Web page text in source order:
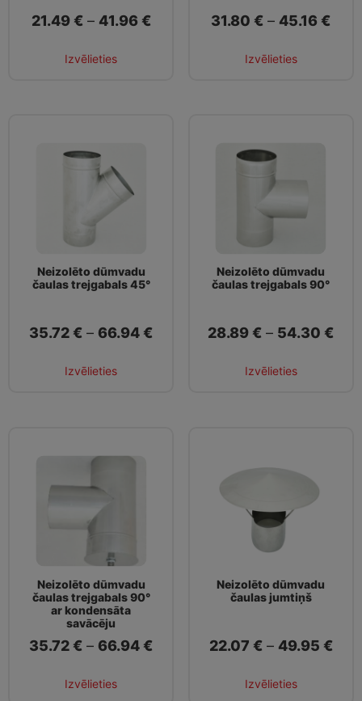
21.49€ – 41.96€
Izvēlieties
31.80€ – 45.16€
Izvēlieties
Neizolēto dūmvadu
čaulas trejgabals 45°
35.72€ – 66.94€
Izvēlieties
Neizolēto dūmvadu
čaulas trejgabals 90°
28.89€ – 54.30€
Izvēlieties
Neizolēto dūmvadu
čaulas trejgabals 90°
ar kondensāta
savācēju
35.72€ – 66.94€
Izvēlieties
Neizolēto dūmvadu
čaulas jumtiņš
22.07 € – 49.95 €
Izvēlieties